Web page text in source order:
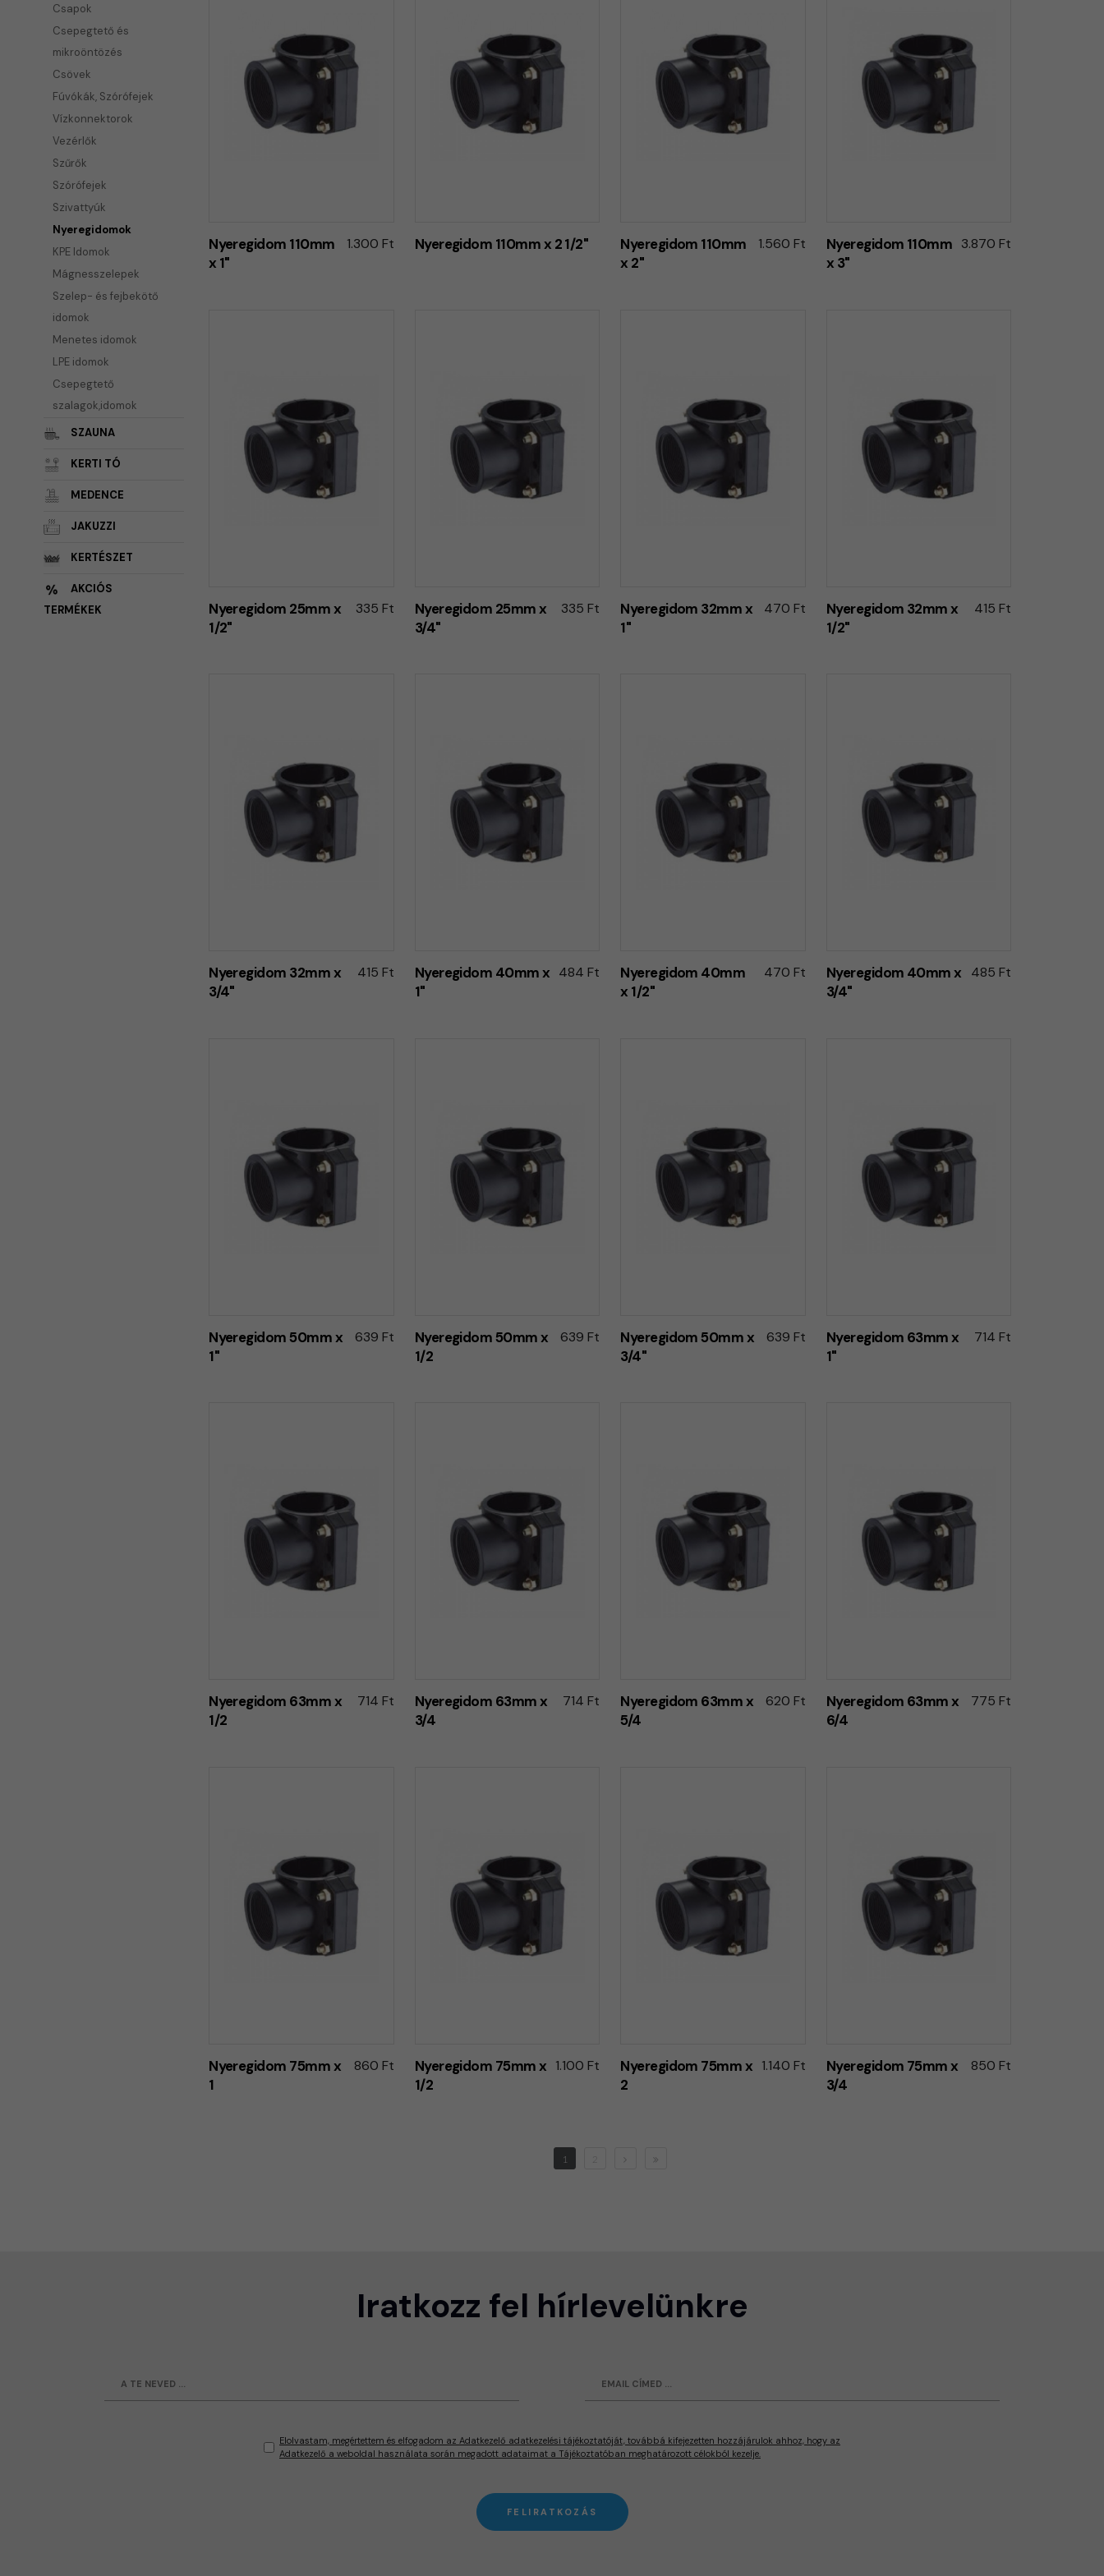
Csapok
Csepegtető és
mikroöntözés
Csövek
Fúvókák, Szórófejek
Vízkonnektorok
Vezérlők
Szűrők
Szórófejek
Szivattyúk
Nyeregidomok
KPE Idomok
Mágnesszelepek
Szelep- és fejbekötő
idomok
Menetes idomok
LPE idomok
Csepegtető
szalagok,idomok
SZAUNA
KERTI TÓ
MEDENCE
JAKUZZI
KERTÉSZET
AKCIÓS
TERMÉKEK
Nyeregidom 110mm
x 1"
1.300 Ft Nyeregidom 110mm x 2 1/2"
Nyeregidom 110mm
x 2"
1.560 Ft
Nyeregidom 110mm
x 3"
3.870 Ft
Nyeregidom 25mm x
1/2"
335 Ft
Nyeregidom 25mm x
3/4"
335 Ft
Nyeregidom 32mm x
1"
470 Ft
Nyeregidom 32mm x
1/2"
415 Ft
Nyeregidom 32mm x
3/4"
415 Ft
Nyeregidom 40mm x
1"
484 Ft
Nyeregidom 40mm
x 1/2"
470 Ft
Nyeregidom 40mm x
3/4"
485 Ft
Nyeregidom 50mm x
1"
639 Ft
Nyeregidom 50mm x
1/2
639 Ft
Nyeregidom 50mm x
3/4"
639 Ft
Nyeregidom 63mm x
1"
714 Ft
Nyeregidom 63mm x
1/2
714 Ft
Nyeregidom 63mm x
3/4
714 Ft
Nyeregidom 63mm x
5/4
620 Ft
Nyeregidom 63mm x
6/4
775 Ft
Nyeregidom 75mm x
1
860 Ft
Nyeregidom 75mm x
1/2
1.100 Ft
Nyeregidom 75mm x
2
1.140 Ft
Nyeregidom 75mm x
3/4
850 Ft
1 2
Iratkozz fel hírlevelünkre
Elolvastam, megértettem és elfogadom az Adatkezelő adatkezelési tájékoztatóját, továbbá kifejezetten hozzájárulok ahhoz, hogy az
Adatkezelő a weboldal használata során megadott adataimat a Tájékoztatóban meghatározott célokból kezelje.
FELIRATKOZÁS